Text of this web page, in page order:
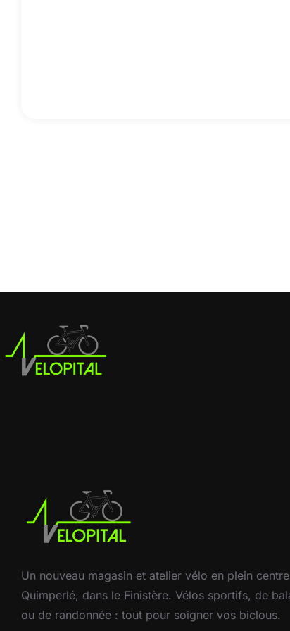
Un nouveau magasin et atelier vélo en plein
Quimperlé, dans le Finistère. Vélos sportifs, de
ou de randonnée : tout pour soigner vos biclous.